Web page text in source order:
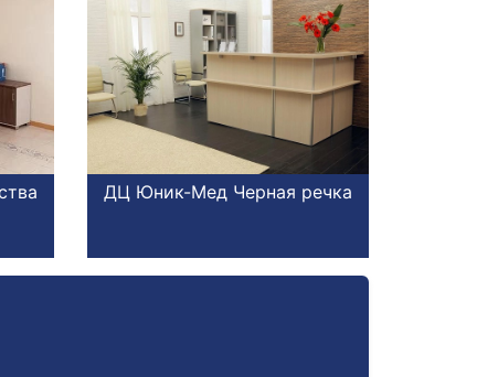
ДЦ Юник-Мед Черная речка